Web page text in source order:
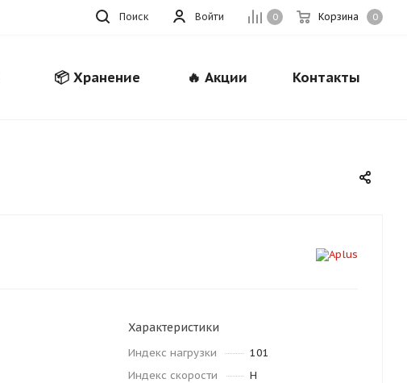
0 Корзина 0
Войти
Поиск
📦 Хранение 🔥 Акции Контакты
Характеристики
Индекс нагрузки
101
Индекс скорости
H